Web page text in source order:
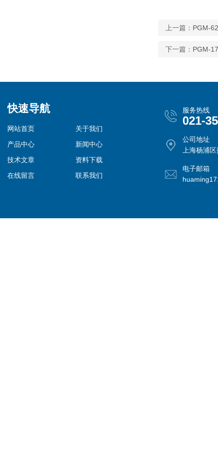
上一篇： PGM-
下一篇： PGM-
快速导航
网站首页
关于我们
产品中心
新闻中心
技术文章
资料下载
在线留言
联系我们
服务热线
021-
公司地址
上海杨浦
电子邮箱